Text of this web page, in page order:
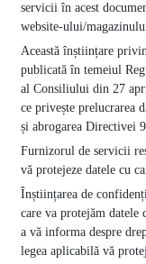
servicii în acest
website-ului/
Această înștiințare
publicată în temeiul
al Consiliului din 27
ce privește prelucrarea
și abrogarea Directivei
Furnizorul de servicii
vă protejeze datele cu
Înștiințarea de
care va protejăm datele
a vă informa despre
legea aplicabilă vă